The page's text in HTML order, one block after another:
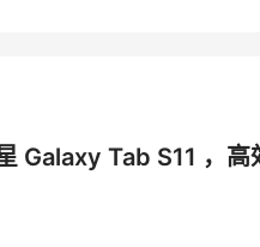
培机构，也承担起自己的责
Galaxy Tab S11 ，高